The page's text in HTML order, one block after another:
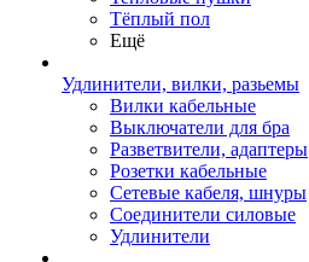
Тёплый пол
Ещё
Удлинители, вилки, разьемы
Вилки кабельные
Выключатели для бра
Разветвители, адаптеры
Розетки кабельные
Сетевые кабеля, шнуры
Соединители силовые
Удлинители